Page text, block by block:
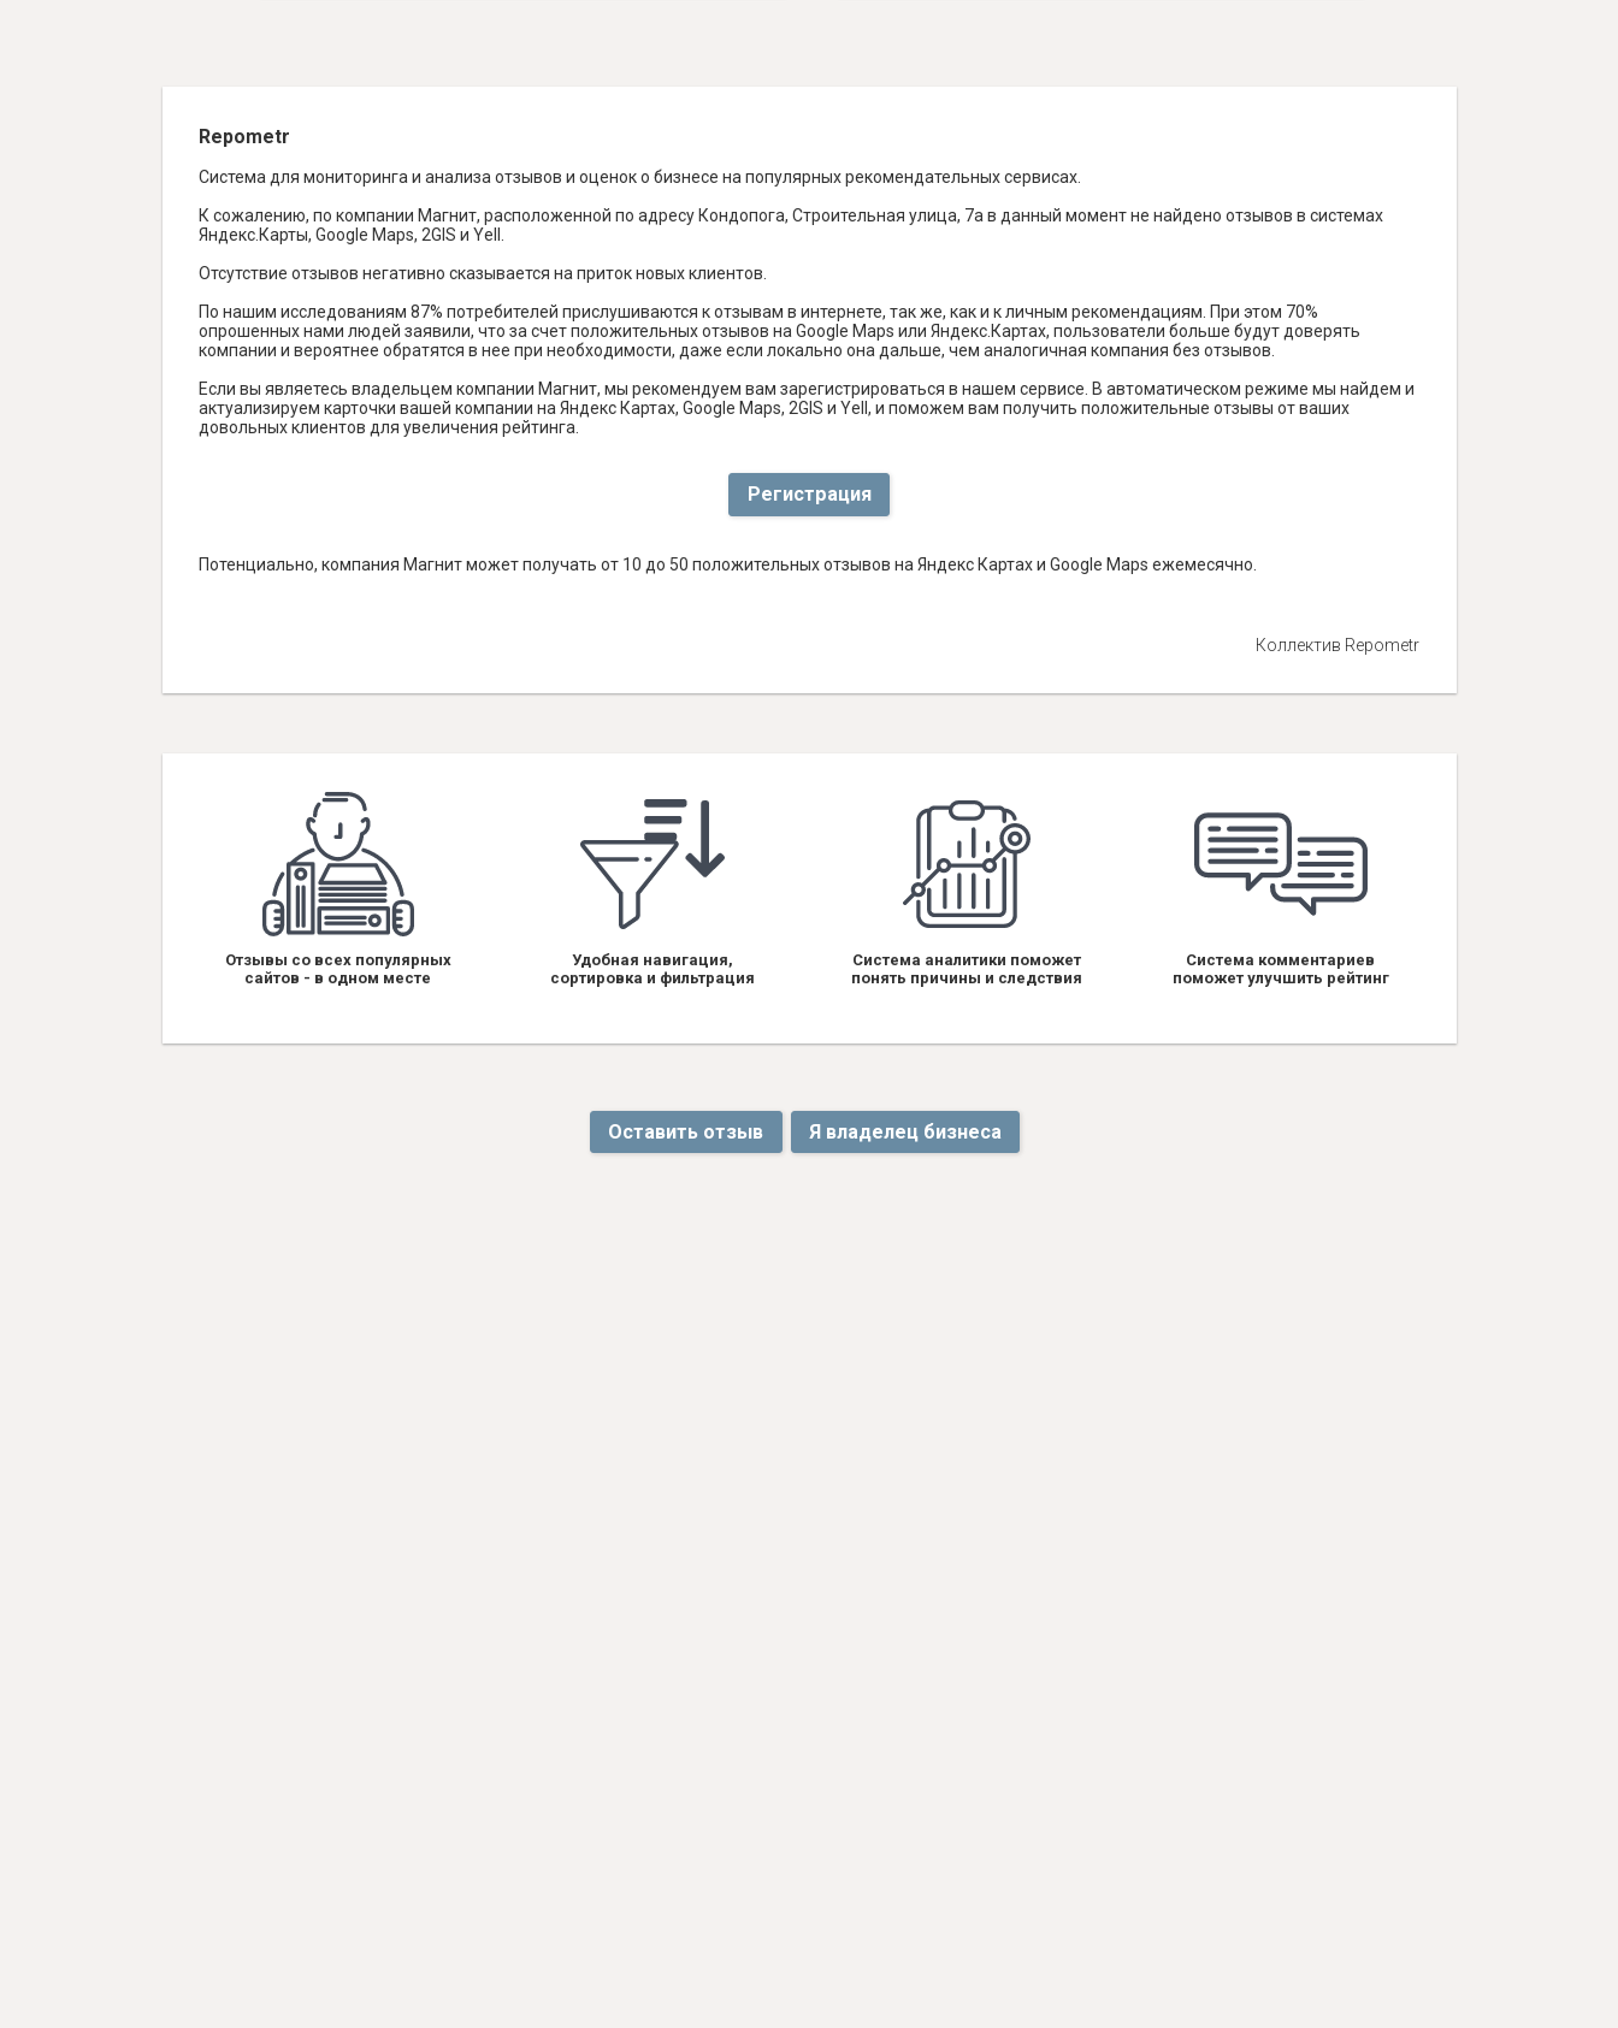
Repometr
Система для мониторинга и анализа отзывов и оценок о бизнесе на популярных рекомендательных сервисах.
К сожалению, по компании Магнит, расположенной по адресу Кондопога, Строительная улица, 7а в данный момент не найдено отзывов в системах
Яндекс.Карты, Google Maps, 2GIS и Yell.
Отсутствие отзывов негативно сказывается на приток новых клиентов.
По нашим исследованиям 87% потребителей прислушиваются к отзывам в интернете, так же, как и к личным рекомендациям. При этом 70%
опрошенных нами людей заявили, что за счет положительных отзывов на Google Maps или Яндекс.Картах, пользователи больше будут доверять
компании и вероятнее обратятся в нее при необходимости, даже если локально она дальше, чем аналогичная компания без отзывов.
Если вы являетесь владельцем компании Магнит, мы рекомендуем вам зарегистрироваться в нашем сервисе. В автоматическом режиме мы найдем и
актуализируем карточки вашей компании на Яндекс Картах, Google Maps, 2GIS и Yell, и поможем вам получить положительные отзывы от ваших
довольных клиентов для увеличения рейтинга.
Регистрация
Потенциально, компания Магнит может получать от 10 до 50 положительных отзывов на Яндекс Картах и Google Maps ежемесячно.
Коллектив Repometr
Отзывы со всех популярных
сайтов - в одном месте
Удобная навигация,
сортировка и фильтрация
Система аналитики поможет
понять причины и следствия
Система комментариев
поможет улучшить рейтинг
Оставить отзыв Я владелец бизнеса